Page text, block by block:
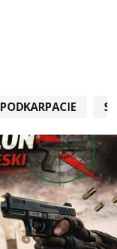
PODKARPACIE